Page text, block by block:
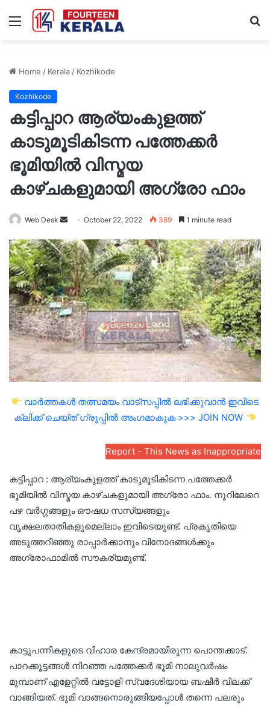
Menu
Home / Kerala/ Kozhikode
Kozhikode
കട്ടിപ്പാറ ആര്യംകുളത്ത്
കാടുമൂടികിടന്ന പത്തേക്കർ
ഭൂമിയിൽ വിസ്മയ
കാഴ്ചകളുമായി അഗ്രോ ഫാം
Web Desk
n
d
a
n
e
m
a
i
October 22, 2022 389 1 minute read
വാർത്തകൾ തത്സമയം വാട്സപ്പിൽ ലഭിക്കുവാൻ ഇവിടെ
ക്ലിക്ക് ചെയ്ത് ഗ്രൂപ്പിൽ അംഗമാകുക >>> JOIN NOW
Report - This News as Inappropriate
കട്ടിപ്പാറ : ആര്യംകുളത്ത് കാടുമൂടികിടന്ന പത്തേക്കർ
ഭൂമിയിൽ വിസ്മയ കാഴ്ചകളുമായി അഗ്രോ ഫാം. നൂറിലേറെ
പഴ വർഗ്ഗങ്ങളും ഔഷധ സസ്യങ്ങളും
വൃക്ഷലതാതികളുമെല്ലാം ഇവിടെയുണ്ട്. പ്രകൃതിയെ
അടുത്തറിഞ്ഞു രാപ്പാർക്കാനും വിനോദങ്ങൾക്കും
അഗ്രോഫാമിൽ സൗകര്യമുണ്ട്.
കാട്ടുപന്നികളുടെ വിഹാര കേന്ദ്രമായിരുന്ന പൊന്തക്കാട്.
പാറക്കൂട്ടങ്ങൾ നിറഞ്ഞ പത്തേക്കർ ഭൂമി നാലുവർഷം
മുമ്പാണ് എളേറ്റിൽ വട്ടോളി സ്വദേശിയായ ബഷീർ വിലക്ക്
വാങ്ങിയത്. ഭൂമി വാങ്ങനൊരുങ്ങിയപ്പോൾ തന്നെ പലരും